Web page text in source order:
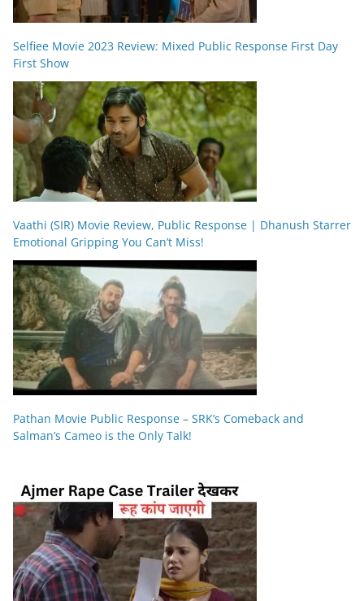
Selfiee Movie 2023 Review: Mixed Public Response First Day
First Show
Vaathi (SIR) Movie Review, Public Response | Dhanush Starrer
Emotional Gripping You Can’t Miss!
Pathan Movie Public Response – SRK’s Comeback and
Salman’s Cameo is the Only Talk!